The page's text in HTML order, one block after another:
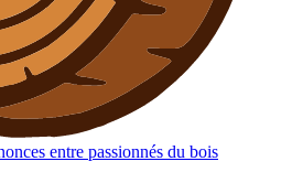
entre passionnés du bois